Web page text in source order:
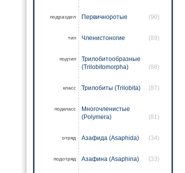
подраздел Первичноротые (90)
тип Членистоногие (89)
подтип
Трилобитообразные
(Trilobitomorpha)
(88)
класс Трилобиты (Trilobita) (87)
подкласс
Многочленистые
(Polymera)
(81)
отряд Азафида (Asaphida) (34)
подотряд Азафина (Asaphina) (33)